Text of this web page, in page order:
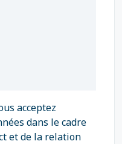
acceptez
dans le cadre
et de la relation